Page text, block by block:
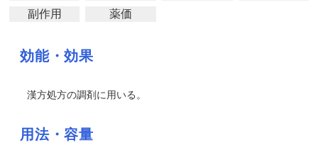
副作用
薬価
効能・効果
漢方処方の調剤に用いる。
用法・容量